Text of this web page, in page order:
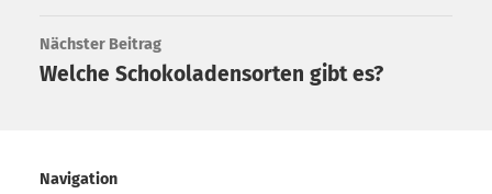
Nächster Beitrag
Welche Schokoladensorten gibt es?
Navigation